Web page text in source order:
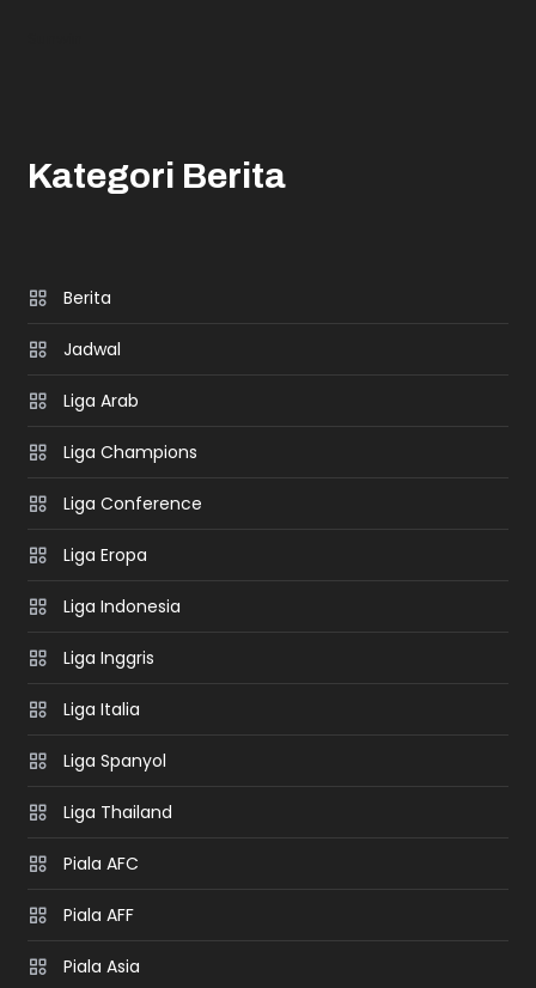
Kategori Berita
Berita
Jadwal
Liga Arab
Liga Champions
Liga Conference
Liga Eropa
Liga Indonesia
Liga Inggris
Liga Italia
Liga Spanyol
Liga Thailand
Piala AFC
Piala AFF
Piala Asia